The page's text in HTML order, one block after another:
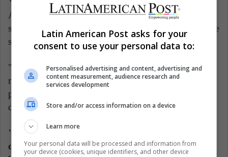
Aunque los participantes informaron que ninguno de
sus amigos sugirió que buscaran ayuda, Cash dijo que
simpatiza con la difícil situación de estos amigos.
"Para los amigos que leen estas publicaciones, a
menudo tienen que leer entre líneas, ya que pocas
personas salieron y dijeron que estaban deprimidas",
dijo Cash.
"Muchas personas usaron citas y letras de
canciones para hablar sobre cómo se sienten, por
Latin American Post asks for your
consent to use your personal data to:
Personalised advertising and content, advertising and
content measurement, audience research and
services development
Store and/or access information on a device
Learn more
Your personal data will be processed and information from
your device (cookies, unique identifiers, and other device